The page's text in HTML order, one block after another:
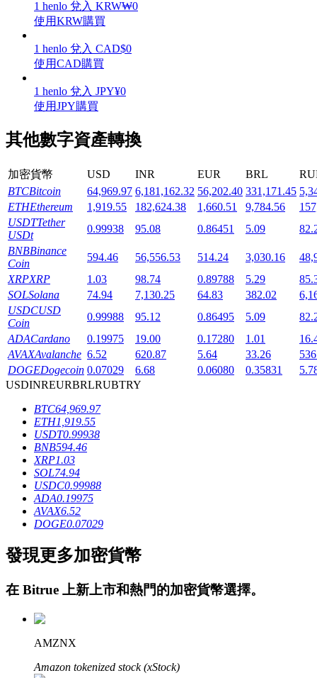
一鍵質押鎖定高收益
Launchpool
活期質押獲得熱門資產
鎖倉BTR
輕鬆獲得多重福利
借貸寶
借貸數字貨幣，及時且安全的服務
1 henlo 兌入 KRW₩0
使用KRW購買
1 henlo 兌入 CAD$0
使用CAD購買
1 henlo 兌入 JPY¥0
使用JPY購買
其他數字資產轉換
加密貨幣 USD INR EUR BRL
BTCBitcoin 64,969.97 6,181,162.32 56,202.40 331,171.45
ETHEthereum 1,919.55 182,624.38 1,660.51 9,784.56
USDTTether
USDt
0.99938 95.08 0.86451 5.09
BNBBinance
Coin
594.46 56,556.53 514.24 3,030.16
XRPXRP 1.03 98.74 0.89788 5.29
SOLSolana 74.94 7,130.25 64.83 382.02
USDCUSD
Coin
0.99988 95.12 0.86495 5.09
ADACardano 0.19975 19.00 0.17280 1.01
AVAXAvalanche 6.52 620.87 5.64 33.26
DOGEDogecoin 0.07029 6.68 0.06080 0.35831
USDINREURBRLRUBTRY
BTC64,969.97
ETH1,919.55
USDT0.99938
BNB594.46
XRP1.03
SOL74.94
USDC0.99988
ADA0.19975
AVAX6.52
DOGE0.07029
發現更多加密貨幣
在 Bitrue 上新上市和熱門的加密貨幣選擇。
AMZNX
Amazon tokenized stock (xStock)